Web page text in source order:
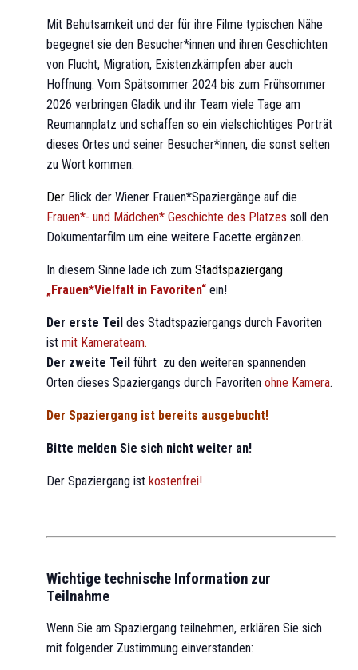
Mit Behutsamkeit und der für ihre Filme typischen Nähe
begegnet sie den Besucher*innen und ihren Geschichten
von Flucht, Migration, Existenzkämpfen aber auch
Hoffnung. Vom Spätsommer 2024 bis zum Frühsommer
2026 verbringen Gladik und ihr Team viele Tage am
Reumannplatz und schaffen so ein vielschichtiges Porträt
dieses Ortes und seiner Besucher*innen, die sonst selten
zu Wort kommen.
Der Blick der Wiener Frauen*Spaziergänge auf die
Frauen*- und Mädchen* Geschichte des Platzes soll den
Dokumentarfilm um eine weitere Facette ergänzen.
In diesem Sinne lade ich zum Stadtspaziergang
„Frauen*Vielfalt in Favoriten“ ein!
Der erste Teil des Stadtspaziergangs durch Favoriten
ist mit Kamerateam.
Der zweite Teil führt zu den weiteren spannenden
Orten dieses Spaziergangs durch Favoriten ohne Kamera.
Der Spaziergang ist bereits ausgebucht!
Bitte melden Sie sich nicht weiter an!
Der Spaziergang ist kostenfrei!
Wichtige technische Information zur
Teilnahme
Wenn Sie am Spaziergang teilnehmen, erklären Sie sich
mit folgender Zustimmung einverstanden: